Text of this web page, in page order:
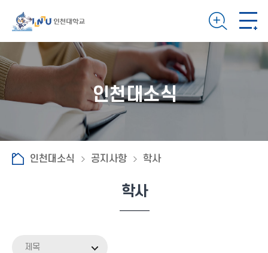
인천대소식
인천대소식 공지사항 학사
학사
제목